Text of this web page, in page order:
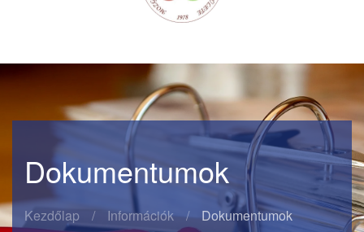
Dokumentumok
Kezdőlap Információk Dokumentumok